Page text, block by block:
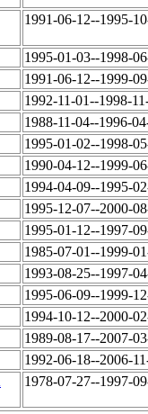
1991-06-12--1995-
1995-01-03--1998-
1991-06-12--1999-
1992-11-01--1998-
1988-11-04--1996-
1995-01-02--1998-
1990-04-12--1999-
1994-04-09--1995-
1995-12-07--2000-
1995-01-12--1997-
1985-07-01--1999-
1993-08-25--1997-
1995-06-09--1999-
1994-10-12--2000-
1989-08-17--2007-
1992-06-18--2006-
1978-07-27--1997-